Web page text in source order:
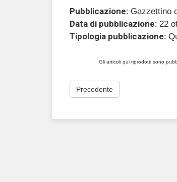
Pubblicazione: Gazzettino
Data di pubblicazione: 22
Tipologia pubblicazione:
Gli articoli qui riprodotti sono
Precedente